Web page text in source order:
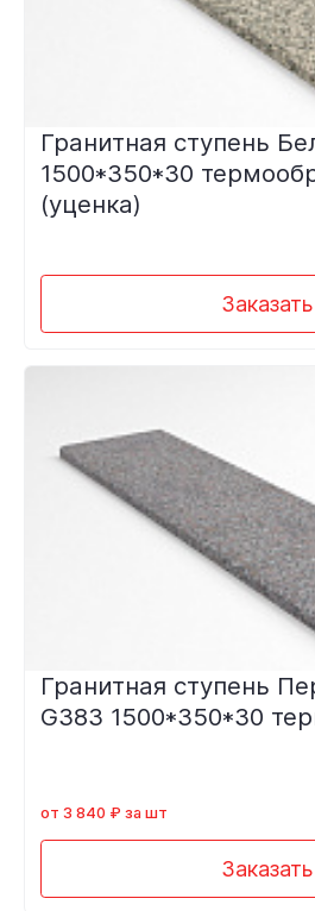
Гранитная ступень
1500*350*30
(уценка)
Заказать
Гранитная ступень
G383 1500*350*30
от 3 840 ₽ за шт
Заказать